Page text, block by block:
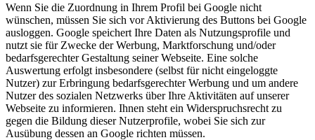
Wenn Sie die Zuordnung in Ihrem Profil bei Google nicht
wünschen, müssen Sie sich vor Aktivierung des Buttons bei Google
ausloggen. Google speichert Ihre Daten als Nutzungsprofile und
nutzt sie für Zwecke der Werbung, Marktforschung und/oder
bedarfsgerechter Gestaltung seiner Webseite. Eine solche
Auswertung erfolgt insbesondere (selbst für nicht eingeloggte
Nutzer) zur Erbringung bedarfsgerechter Werbung und um andere
Nutzer des sozialen Netzwerks über Ihre Aktivitäten auf unserer
Webseite zu informieren. Ihnen steht ein Widerspruchsrecht zu
gegen die Bildung dieser Nutzerprofile, wobei Sie sich zur
Ausübung dessen an Google richten müssen.